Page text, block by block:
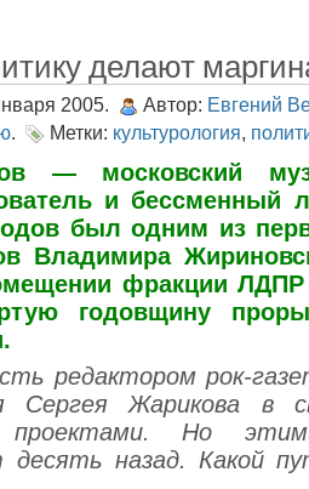
делают
2005. Автор: Евгений
. Метки: культурология,
— московский
и бессменный
был одним из
Владимира
фракции ЛДПР
годовщину
редактором рок-
Сергея Жарикова в
проектами. Но
десять назад. Какой